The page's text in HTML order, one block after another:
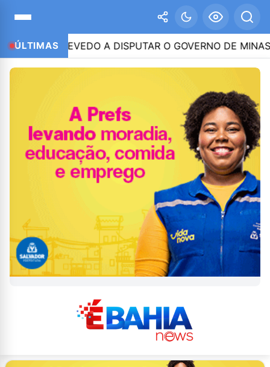
ÚLTIMAS
AZEVEDO A DISPUTAR O GOVERNO DE MINAS